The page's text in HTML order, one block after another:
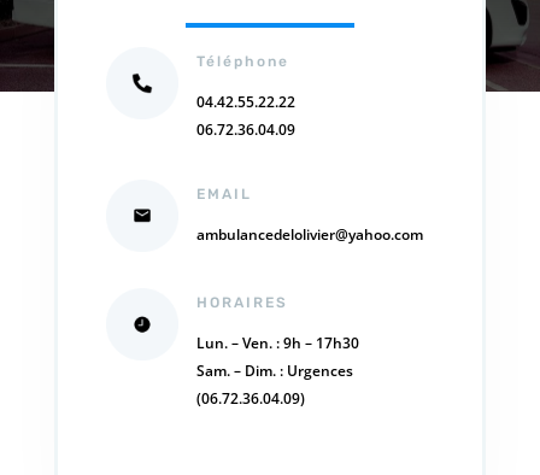
Téléphone
04.42.55.22.22
06.72.36.04.09
EMAIL
ambulancedelolivier@yahoo.com
HORAIRES
Lun. – Ven. : 9h – 17h30
Sam. – Dim. : Urgences
(06.72.36.04.09)